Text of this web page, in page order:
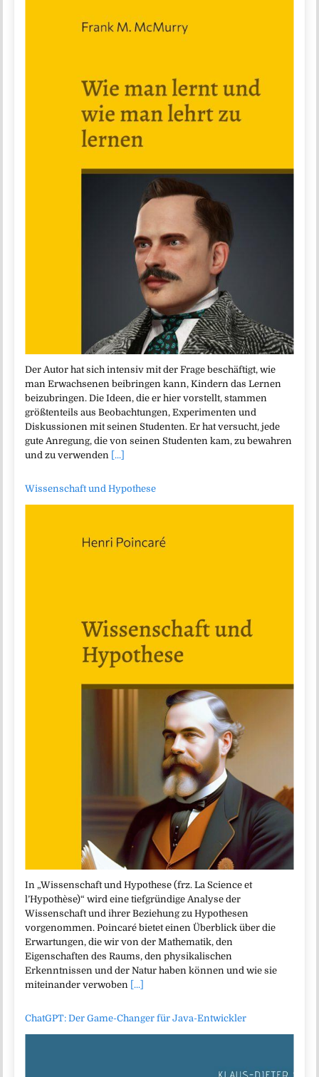
Der Autor hat sich intensiv mit der Frage beschäftigt, wie
man Erwachsenen beibringen kann, Kindern das Lernen
beizubringen. Die Ideen, die er hier vorstellt, stammen
größtenteils aus Beobachtungen, Experimenten und
Diskussionen mit seinen Studenten. Er hat versucht, jede
gute Anregung, die von seinen Studenten kam, zu bewahren
und zu verwenden [...]
Wissenschaft und Hypothese
In „Wissenschaft und Hypothese (frz. La Science et
l’Hypothèse)“ wird eine tiefgründige Analyse der
Wissenschaft und ihrer Beziehung zu Hypothesen
vorgenommen. Poincaré bietet einen Überblick über die
Erwartungen, die wir von der Mathematik, den
Eigenschaften des Raums, den physikalischen
Erkenntnissen und der Natur haben können und wie sie
miteinander verwoben [...]
ChatGPT: Der Game-Changer für Java-Entwickler